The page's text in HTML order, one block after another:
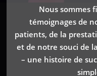
Nous sommes
témoignages de
patients, de la
et de notre souci de
– une histoire de